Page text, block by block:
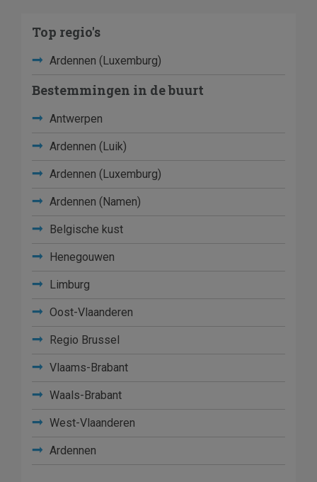
Top regio's
Ardennen (Luxemburg)
Bestemmingen in de buurt
Antwerpen
Ardennen (Luik)
Ardennen (Luxemburg)
Ardennen (Namen)
Belgische kust
Henegouwen
Limburg
Oost-Vlaanderen
Regio Brussel
Vlaams-Brabant
Waals-Brabant
West-Vlaanderen
Ardennen